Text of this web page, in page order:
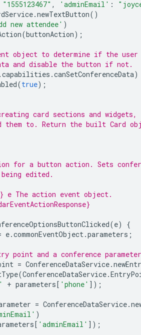
"1555123467" , 'adminEmail' :
.newTextButton()
new attendee' )
(buttonAction);
object to determine if the user
and disable the button if not.
.capabilities .canSetConferenceData)
(true);
card sections and widgets,
them to. Return the built Card
for a button action. Sets
edited.
e The action event object.
(e)
{
e.commonEventObject.parameters ;
point and a conference
= ConferenceDataService.
(ConferenceDataService.
+ parameters[ 'phone' ]);
= ConferenceDataService.
)
[ 'adminEmail' ]);